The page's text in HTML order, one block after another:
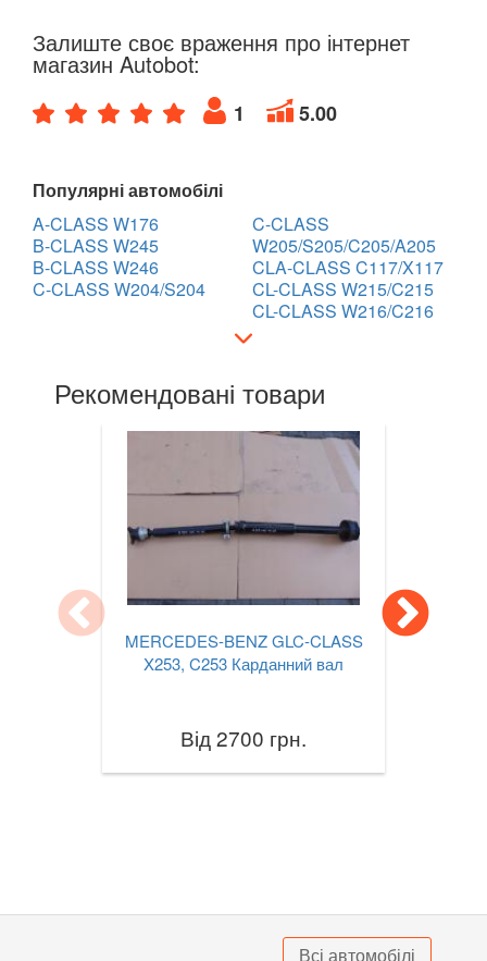
GLB-Class X247
GLC-CLASS X253, C253
GLE-CLASS C292
ML-CLASS I W163
ML-CLASS II W164
ML-CLASS III W166
S-CLASS W220
S-CLASS W221
S-CLASS W223
EQS (V297)
SL-CLASS R230
SLK-CLASS R170
Залиште своє враження про інтернет
магазин Autobot:
1 5.00
Популярні автомобілі
A-CLASS W176
B-CLASS W245
B-CLASS W246
C-CLASS W204/S204
C-CLASS
W205/S205/C205/A205
CLA-CLASS C117/X117
CL-CLASS W215/C215
CL-CLASS W216/C216
Рекомендовані товари
MERCEDES-BENZ GLC-CLASS
X253, C253 Карданний вал
Від 2700 грн.
Всі автомобілі